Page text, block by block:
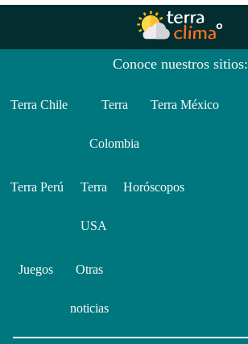
Conoce nuestros sitios:
Terra Chile Terra
Colombia
Terra México
Terra Perú Terra
USA
Horóscopos
Juegos Otras
noticias